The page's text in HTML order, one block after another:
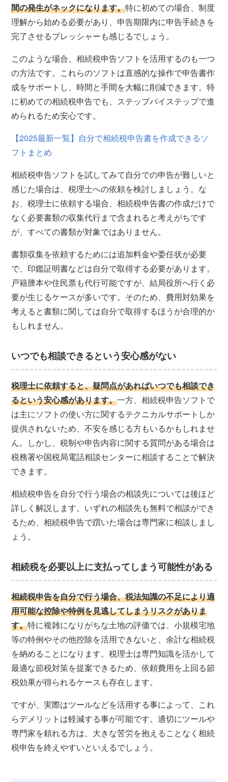
間の発生がネックになります。特に初めての場合、制度
理解から始める必要があり、申告期限内に申告手続きを
完了させるプレッシャーも感じるでしょう。
このような場合、相続税申告ソフトを活用するのも一つ
の方法です。これらのソフトは直感的な操作で申告書作
成をサポートし、時間と手間を大幅に削減できます。特
に初めての相続税申告でも、ステップバイステップで進
められるため安心です。
【2025最新一覧】自分で相続税申告書を作成できるソ
フトまとめ
相続税申告ソフトを試してみて自分での申告が難しいと
感じた場合は、税理士への依頼を検討しましょう。な
お、税理士に依頼する場合、相続税申告書の作成だけで
なく必要書類の収集代行まで含まれると考えがちです
が、すべての書類が対象ではありません。
書類収集を依頼するためには追加料金や委任状が必要
で、印鑑証明書などは自分で取得する必要があります。
戸籍謄本や住民票も代行可能ですが、結局役所へ行く必
要が生じるケースが多いです。そのため、費用対効果を
考えると書類に関しては自分で取得するほうが合理的か
もしれません。
いつでも相談できるという安心感がない
税理士に依頼すると、疑問点があればいつでも相談でき
るという安心感があります。一方、相続税申告ソフトで
は主にソフトの使い方に関するテクニカルサポートしか
提供されないため、不安を感じる方もいるかもしれませ
ん。しかし、税制や申告内容に関する質問がある場合は
税務署や国税局電話相談センターに相談することで解決
できます。
相続税申告を自分で行う場合の相談先については後ほど
詳しく解説します。いずれの相談先も無料で相談ができ
るため、相続税申告で躓いた場合は専門家に相談しまし
ょう。
相続税を必要以上に支払ってしまう可能性がある
相続税申告を自分で行う場合、税法知識の不足により適
用可能な控除や特例を見逃してしまうリスクがありま
す。特に複雑になりがちな土地の評価では、小規模宅地
等の特例やその他控除を活用できないと、余計な相続税
を納めることになります。税理士は専門知識を活かして
最適な節税対策を提案できるため、依頼費用を上回る節
税効果が得られるケースも存在します。
ですが、実際はツールなどを活用する事によって、これ
らデメリットは軽減する事が可能です。適切にツールや
専門家を頼れる方は、大きな苦労を抱えることなく相続
税申告を終えやすいといえるでしょう。